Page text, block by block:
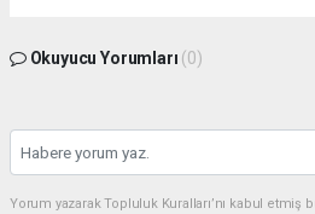
Okuyucu Yorumları (0)
Yorum yazarak Topluluk Kuralları’nı kabul etmiş